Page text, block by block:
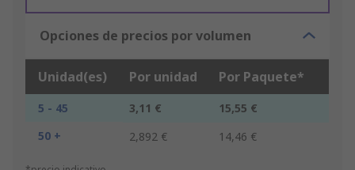
Opciones de precios por volumen
Unidad(es) Por unidad Por Paquete*
5 - 45 3,11 €
15,55 €
50 +
2,892 € 14,46 €